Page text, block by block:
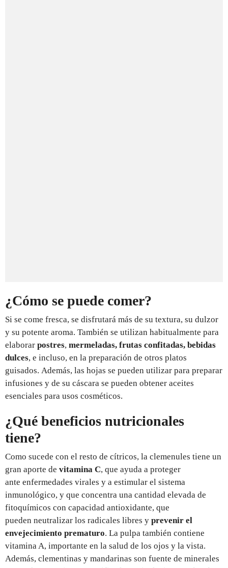
¿Cómo se puede comer?
Si se come fresca, se disfrutará más de su textura, su dulzor
y su potente aroma. También se utilizan habitualmente para
elaborar postres, mermeladas, frutas confitadas, bebidas
dulces, e incluso, en la preparación de otros platos
guisados. Además, las hojas se pueden utilizar para preparar
infusiones y de su cáscara se pueden obtener aceites
esenciales para usos cosméticos.
¿Qué beneficios nutricionales
tiene?
Como sucede con el resto de cítricos, la clemenules tiene un
gran aporte de vitamina C, que ayuda a proteger
ante enfermedades virales y a estimular el sistema
inmunológico, y que concentra una cantidad elevada de
fitoquímicos con capacidad antioxidante, que
pueden neutralizar los radicales libres y prevenir el
envejecimiento prematuro. La pulpa también contiene
vitamina A, importante en la salud de los ojos y la vista.
Además, clementinas y mandarinas son fuente de minerales